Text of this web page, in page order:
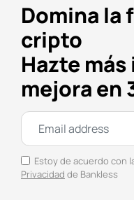
Domina la
cripto
Hazte
mejora en
Estoy de acuerdo con
Privacidad de Bankless